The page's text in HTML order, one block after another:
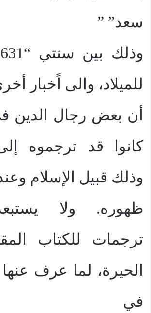
سعد” ”
للميلاد، والى اًخبار
أن بعض رجال الدين
كانوا قد ترجموه
وذلك قبيل الإسلام
ظهوره. ولا
ترجمات للكتاب
الحيرة، لما عرف
في